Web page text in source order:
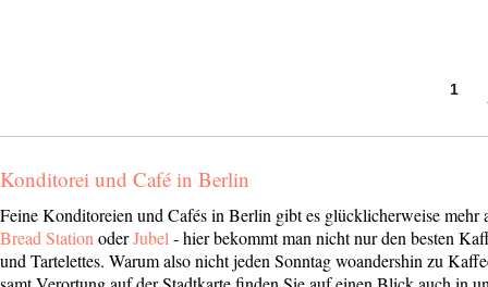
1
Konditorei und Café in Berlin
Feine Konditoreien und Cafés in Berlin gibt es glücklicherweise
Bread Station oderJubel - hier bekommt man nicht nur den besten
und Tartelettes. Warum also nicht jeden Sonntag woandershin zu